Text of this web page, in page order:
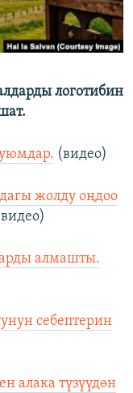
логотибин
(видео)
жолду оңдоо
алмашты.
себептерин
алака түзүүдөн